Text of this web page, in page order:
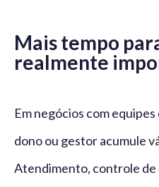
Mais tempo
realmente
Em negócios com
dono ou gestor acumule
Atendimento, controle de